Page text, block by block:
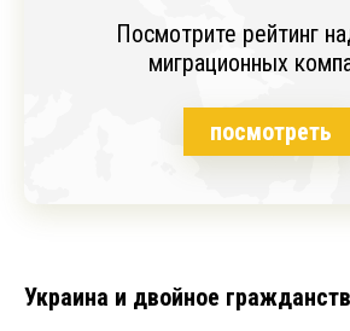
Посмотрите рейтинг
миграционных
посмотреть
Украина и двойное